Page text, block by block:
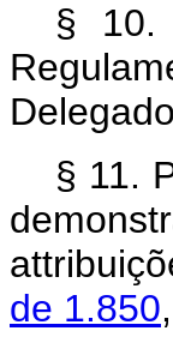
§ 10.
§ 11.
de 1.850